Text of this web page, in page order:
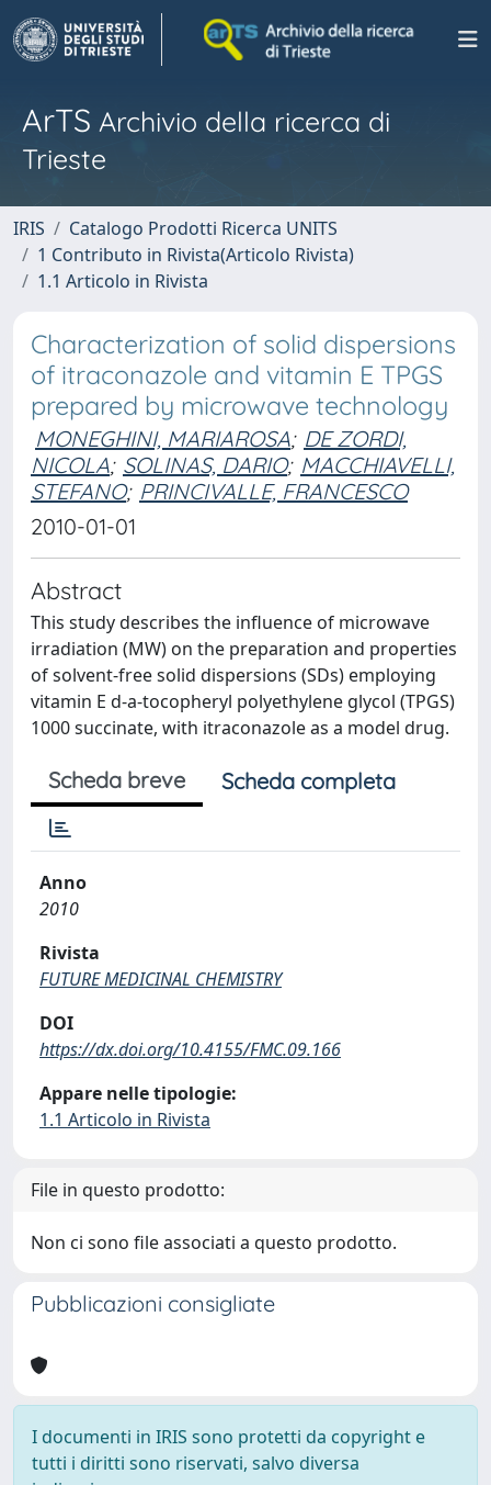
ArTS Archivio della ricerca di
Trieste
IRIS
Catalogo Prodotti Ricerca UNITS
1 Contributo in Rivista(Articolo Rivista)
1.1 Articolo in Rivista
Characterization of solid dispersions
of itraconazole and vitamin E TPGS
prepared by microwave technology
MONEGHINI, MARIAROSA; DE ZORDI,
NICOLA; SOLINAS, DARIO; MACCHIAVELLI,
STEFANO; PRINCIVALLE, FRANCESCO
2010-01-01
Abstract
This study describes the influence of microwave
irradiation (MW) on the preparation and properties
of solvent-free solid dispersions (SDs) employing
vitamin E d-a-tocopheryl polyethylene glycol (TPGS)
1000 succinate, with itraconazole as a model drug.
Scheda breve Scheda completa
Anno
2010
Rivista
FUTURE MEDICINAL CHEMISTRY
DOI
https://dx.doi.org/10.4155/FMC.09.166
Appare nelle tipologie:
1.1 Articolo in Rivista
File in questo prodotto:
Non ci sono file associati a questo prodotto.
Pubblicazioni consigliate
I documenti in IRIS sono protetti da copyright e
tutti i diritti sono riservati, salvo diversa